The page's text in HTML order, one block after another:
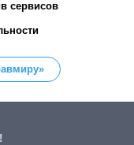
сервисов